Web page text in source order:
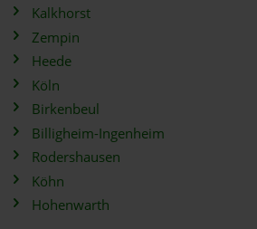
Kalkhorst
Zempin
Heede
Köln
Birkenbeul
Billigheim-Ingenheim
Rodershausen
Köhn
Hohenwarth